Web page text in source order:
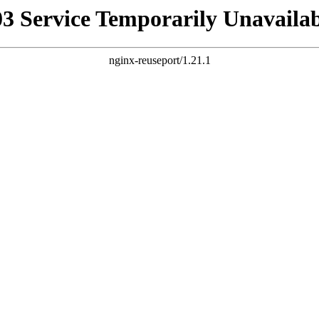
Service Temporarily
nginx-reuseport/1.21.1